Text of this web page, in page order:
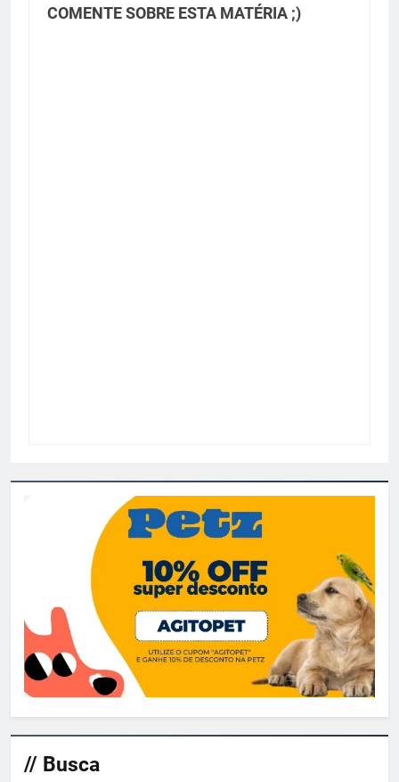
COMENTE SOBRE ESTA MATÉRIA ;)
// Busca